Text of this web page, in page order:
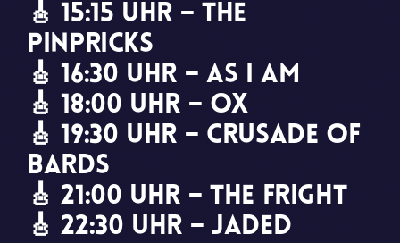
🎸 15:15 Uhr – The
Pinpricks
🎸 16:30 Uhr – As I Am
🎸 18:00 Uhr – OX
🎸 19:30 Uhr – Crusade of
Bards
🎸 21:00 Uhr – The Fright
🎸 22:30 Uhr – Jaded